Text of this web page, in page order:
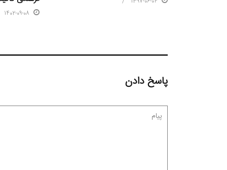
1402-09-08
پاسخ دادن